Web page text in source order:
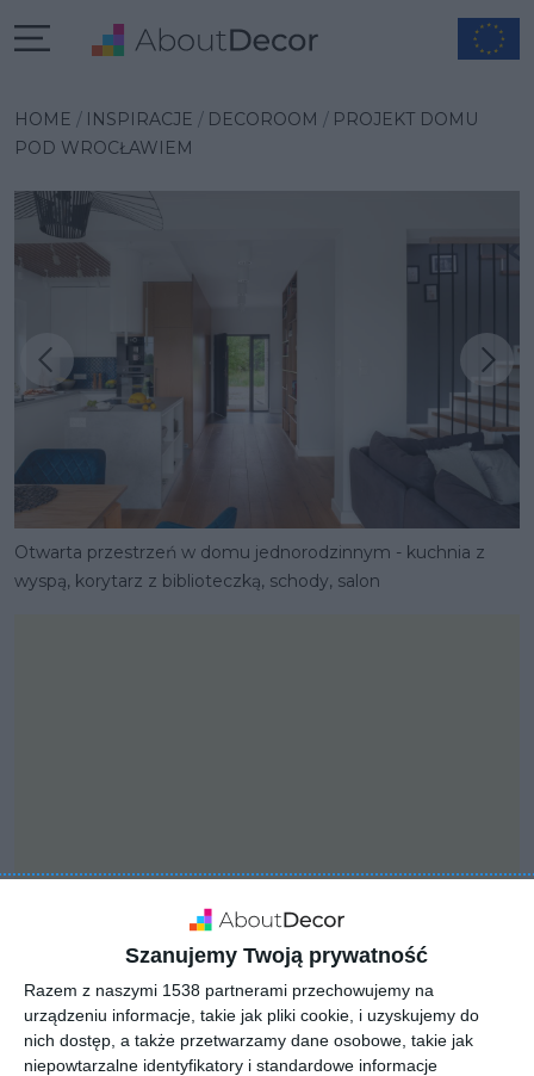
Szanujemy Twoją prywatność
Razem z naszymi 1538 partnerami przechowujemy na
urządzeniu informacje, takie jak pliki cookie, i uzyskujemy do
nich dostęp, a także przetwarzamy dane osobowe, takie jak
niepowtarzalne identyfikatory i standardowe informacje
HOME INSPIRACJE DECOROOM
PROJEKT DOMU
POD WROCŁAWIEM
Poprzednia inspiracja
Następna inspiracja
Otwarta przestrzeń w domu jednorodzinnym - kuchnia z
wyspą, korytarz z biblioteczką, schody, salon
Projekt domu pod
Wrocławiem